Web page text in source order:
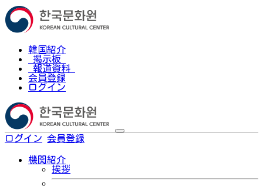
韓国紹介
掲示板
報道資料
会員登録
ログイン
ログイン 会員登録
機関紹介
挨拶